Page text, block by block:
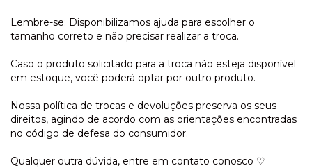
Lembre-se: Disponibilizamos ajuda para escolher o
tamanho correto e não precisar realizar a troca.
Caso o produto solicitado para a troca não esteja disponível
em estoque, você poderá optar por outro produto.
Nossa política de trocas e devoluções preserva os seus
direitos, agindo de acordo com as orientações encontradas
no código de defesa do consumidor.
Qualquer outra dúvida, entre em contato conosco ♡